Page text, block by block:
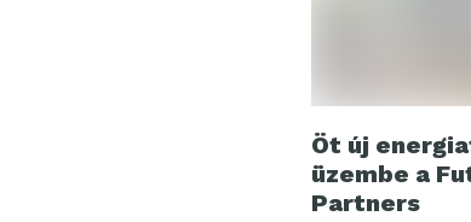
Öt új
üzembe a
Partners